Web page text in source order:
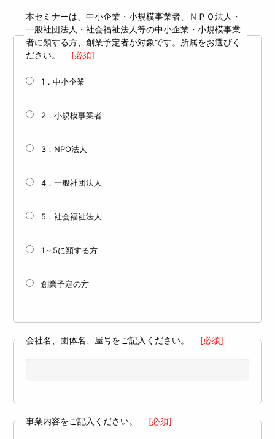
本セミナーは、中小企業・小規模事業者、ＮＰＯ法人・
一般社団法人・社会福祉法人等の中小企業・小規模事業
者に類する方、創業予定者が対象です。所属をお選びく
ださい。
[必須]
1．中小企業
2．小規模事業者
3．NPO法人
4．一般社団法人
5．社会福祉法人
1～5に類する方
創業予定の方
会社名、団体名、屋号をご記入ください。 [必須]
事業内容をご記入ください。 [必須]